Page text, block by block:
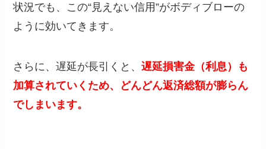
状況でも、この“見えない信用”がボディブローの
ように効いてきます。
さらに、遅延が長引くと、遅延損害金（利息）も
加算されていくため、どんどん返済総額が膨らん
でしまいます。